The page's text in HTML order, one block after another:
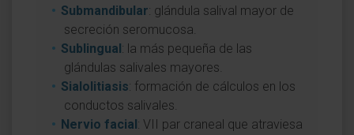
Submandibular: glándula salival mayor de
secreción seromucosa.
Sublingual: la más pequeña de las
glándulas salivales mayores.
Sialolitiasis: formación de cálculos en los
conductos salivales.
Nervio facial: VII par craneal que atraviesa